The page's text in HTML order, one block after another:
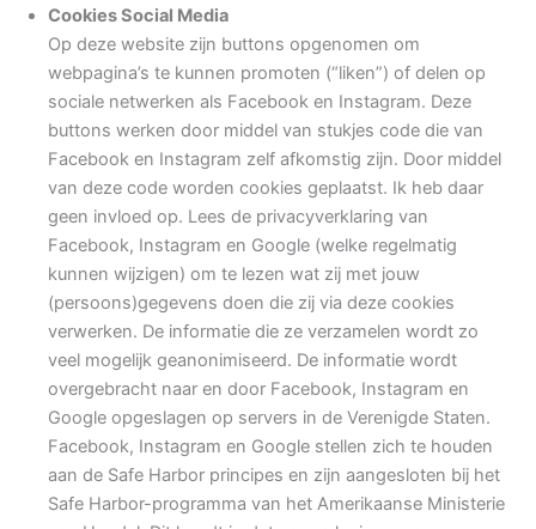
Cookies Social Media
Op deze website zijn buttons opgenomen om
webpagina’s te kunnen promoten (“liken”) of delen op
sociale netwerken als Facebook en Instagram. Deze
buttons werken door middel van stukjes code die van
Facebook en Instagram zelf afkomstig zijn. Door middel
van deze code worden cookies geplaatst. Ik heb daar
geen invloed op. Lees de privacyverklaring van
Facebook, Instagram en Google (welke regelmatig
kunnen wijzigen) om te lezen wat zij met jouw
(persoons)gegevens doen die zij via deze cookies
verwerken. De informatie die ze verzamelen wordt zo
veel mogelijk geanonimiseerd. De informatie wordt
overgebracht naar en door Facebook, Instagram en
Google opgeslagen op servers in de Verenigde Staten.
Facebook, Instagram en Google stellen zich te houden
aan de Safe Harbor principes en zijn aangesloten bij het
Safe Harbor-programma van het Amerikaanse Ministerie